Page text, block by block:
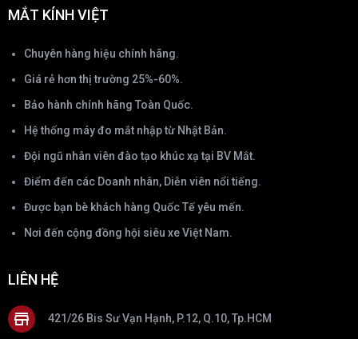
MẮT KÍNH VIỆT
Chuyên hàng hiệu chính hãng.
Giá rẻ hơn thị trường 25%-60%.
Bảo hành chính hãng Toàn Quốc.
Hệ thống máy đo mắt nhập từ Nhật Bản.
Đội ngũ nhân viên đào tạo khúc xạ tại BV Mắt.
Điểm đến các Doanh nhân, Diễn viên nổi tiếng.
Được bạn bè khách hàng Quốc Tế yêu mến.
Nơi đến cộng đồng hội siêu xe Việt Nam.
LIÊN HỆ
421/26 Bis Sư Vạn Hạnh, P.12, Q.10, Tp.HCM